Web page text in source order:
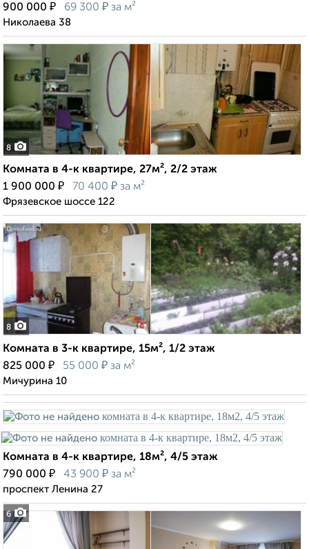
900 000 ₽ 69 300 ₽ за м²
Николаева 38
8
Комната в 4-к квартире, 27м², 2/2 этаж
1 900 000 ₽ 70 400 ₽ за м²
Фрязевское шоссе 122
8
Комната в 3-к квартире, 15м², 1/2 этаж
825 000 ₽ 55 000 ₽ за м²
Мичурина 10
6
Комната в 4-к квартире, 18м², 4/5 этаж
790 000 ₽ 43 900 ₽ за м²
проспект Ленина 27